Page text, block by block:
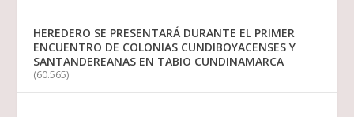
HEREDERO SE PRESENTARÁ DURANTE EL PRIMER
ENCUENTRO DE COLONIAS CUNDIBOYACENSES Y
SANTANDEREANAS EN TABIO CUNDINAMARCA
(60.565)